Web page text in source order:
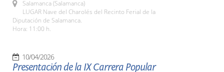
Salamanca (Salamanca)
LUGAR Nave del Charolés del Recinto Ferial de la
Diputación de Salamanca.
Hora: 11:00 h.
10/04/2026
Presentación de la IX Carrera Popular